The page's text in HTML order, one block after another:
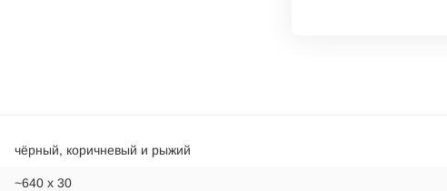
чёрный, коричневый и рыжий
~640 х 30